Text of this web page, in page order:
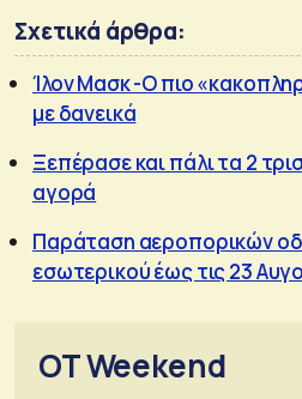
Σχετικά άρθρα:
Ίλον Μασκ -Ο πιο
με δανεικά
Ξεπέρασε και πάλι τα 2
αγορά
Παράταση αεροπορικών
εσωτερικού έως τις 23
OT Weekend